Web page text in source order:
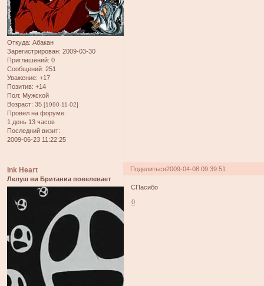
Откуда: Абакан
Зарегистрирован: 2009-03-30
Приглашений: 0
Сообщений: 251
Уважение: +17
Позитив: +14
Пол: Мужской
Возраст: 35 [1990-11-02]
Провел на форуме:
1 день 13 часов
Последний визит:
2009-06-23 11:22:25
Поделиться2009-04-08 09:39:51
Ink Heart
Лелуш ви Британиа повелевает
СПасибо
0